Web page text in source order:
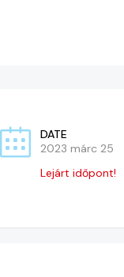
DATE
2023 márc 25
Lejárt időpont!